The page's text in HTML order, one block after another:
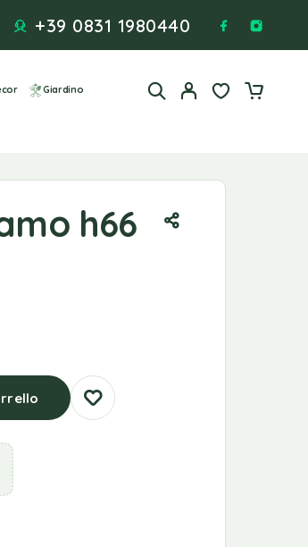
+39 0831 1980440
Giardino
h66